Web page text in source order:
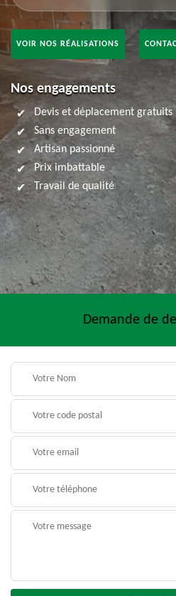
VOIR NOS RÉALISATIONS
Nos engagements
Devis et déplacement gratuits
Sans engagement
Artisan passionné
Prix imbattable
Travail de qualité
Demande de